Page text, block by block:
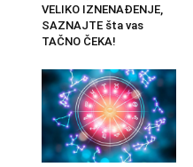
VELIKO IZNENAĐENJE,
SAZNAJTE šta vas
TAČNO ČEKA!